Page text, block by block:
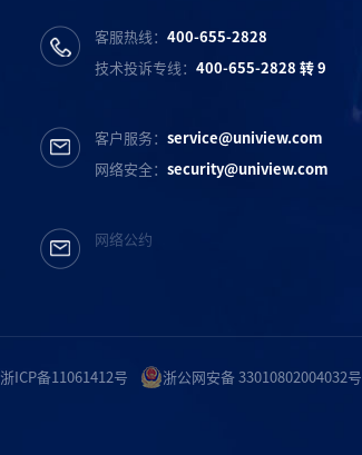
客服热线：400-655-2828
技术投诉专线：400-655-2828 转 9
客户服务：service@uniview.com
网络安全：security@uniview.com
网络公约
浙ICP备11061412号 浙公网安备 33010802004032号